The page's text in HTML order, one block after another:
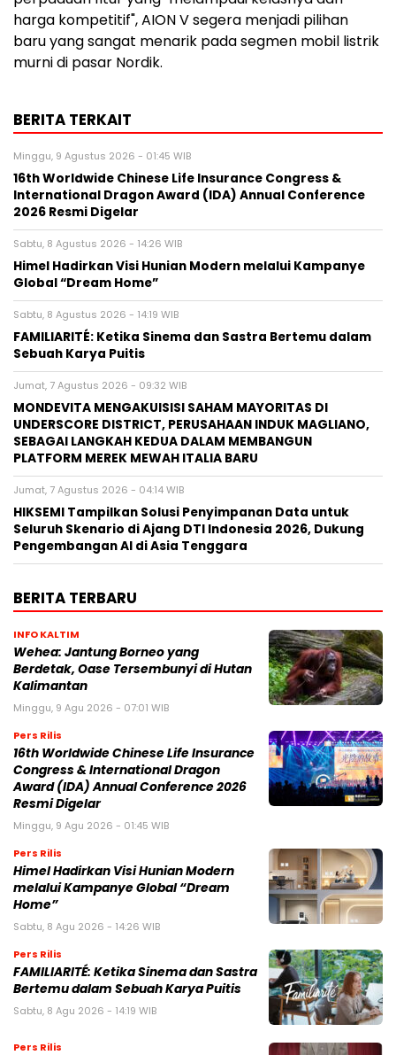
harga kompetitif", AION V segera menjadi pilihan
baru yang sangat menarik pada segmen mobil listrik
murni di pasar Nordik.
BERITA TERKAIT
Minggu, 9 Agustus 2026 - 01:45 WIB
16th Worldwide Chinese Life Insurance Congress &
International Dragon Award (IDA) Annual Conference
2026 Resmi Digelar
Sabtu, 8 Agustus 2026 - 14:26 WIB
Himel Hadirkan Visi Hunian Modern melalui Kampanye
Global “Dream Home”
Sabtu, 8 Agustus 2026 - 14:19 WIB
FAMILIARITÉ: Ketika Sinema dan Sastra Bertemu dalam
Sebuah Karya Puitis
Jumat, 7 Agustus 2026 - 09:32 WIB
MONDEVITA MENGAKUISISI SAHAM MAYORITAS DI
UNDERSCORE DISTRICT, PERUSAHAAN INDUK MAGLIANO,
SEBAGAI LANGKAH KEDUA DALAM MEMBANGUN
PLATFORM MEREK MEWAH ITALIA BARU
Jumat, 7 Agustus 2026 - 04:14 WIB
HIKSEMI Tampilkan Solusi Penyimpanan Data untuk
Seluruh Skenario di Ajang DTI Indonesia 2026, Dukung
Pengembangan AI di Asia Tenggara
BERITA TERBARU
INFO KALTIM
Wehea: Jantung Borneo yang
Berdetak, Oase Tersembunyi di Hutan
Kalimantan
Minggu, 9 Agu 2026 - 07:01 WIB
Pers Rilis
16th Worldwide Chinese Life Insurance
Congress & International Dragon
Award (IDA) Annual Conference 2026
Resmi Digelar
Minggu, 9 Agu 2026 - 01:45 WIB
Pers Rilis
Himel Hadirkan Visi Hunian Modern
melalui Kampanye Global “Dream
Home”
Sabtu, 8 Agu 2026 - 14:26 WIB
Pers Rilis
FAMILIARITÉ: Ketika Sinema dan Sastra
Bertemu dalam Sebuah Karya Puitis
Sabtu, 8 Agu 2026 - 14:19 WIB
Pers Rilis